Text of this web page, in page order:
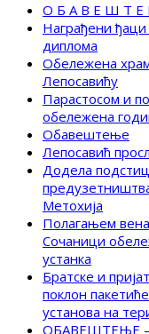
О Б А В Е Ш Т Е
Награђени
диплома
Обележена
Лепосавићу
Парастосом и
обележена
Обавештење
Лепосавић
Додела
Метохија
Полагањем
Сочаници
устанка
Братске и
поклон
установа на
ОБАВЕШТЕЊЕ –